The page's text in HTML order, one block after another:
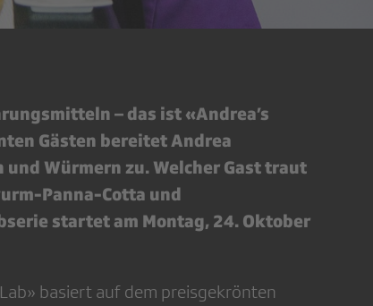
– das ist «Andrea’s
Gästen bereitet Andrea
Würmern zu. Welcher Gast traut
Panna-Cotta und
startet am Montag, 24. Oktober
basiert auf dem preisgekrönten